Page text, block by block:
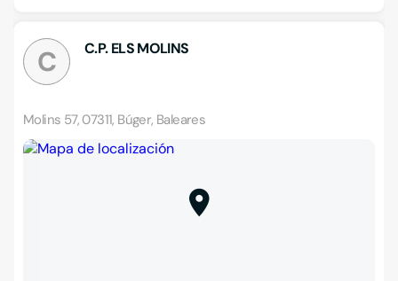
C C.P. ELS MOLINS
Molins 57, 07311, Búger, Baleares